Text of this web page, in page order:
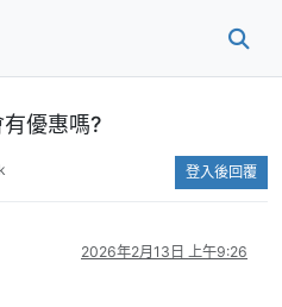
優惠嗎?
登入後回覆
2026年2月13日 上午9:26